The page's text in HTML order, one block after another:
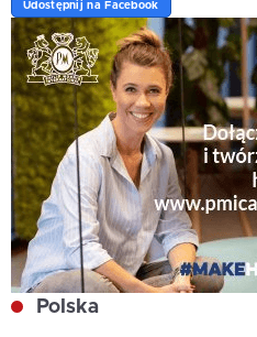
Udostępnij na Facebook
Polska